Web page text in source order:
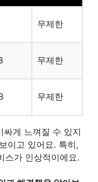
무제한
무제한
무제한
싸게 느껴질 수 있지
이고 있어요. 특히,
스가 인상적이에요.